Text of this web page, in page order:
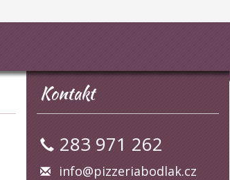
Kontakt
283 971 262
info@pizzeriabodlak.cz